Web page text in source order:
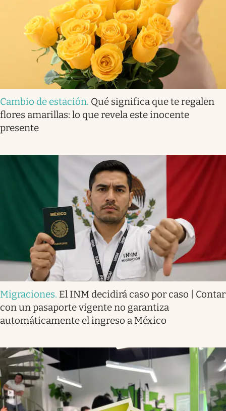
Cambio de estación. Qué significa que te regalen
flores amarillas: lo que revela este inocente
presente
Migraciones. El INM decidirá caso por caso | Contar
con un pasaporte vigente no garantiza
automáticamente el ingreso a México